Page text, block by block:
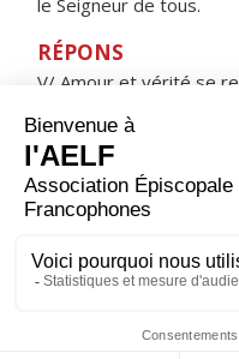
le Seigneur de tous.
RÉPONS
V/ Amour et vérité se
ORAISON
Dieu que nul œil ne
du monde en lui
l'incroyable largesse
de ton Fils unique. Lui qui